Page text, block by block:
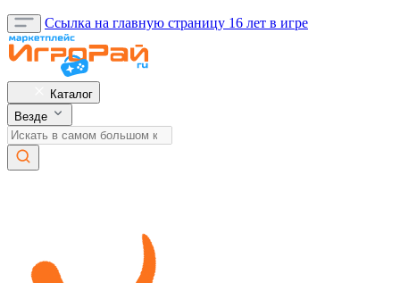
Ссылка на главную страницу 16 лет в игре
Каталог
Везде